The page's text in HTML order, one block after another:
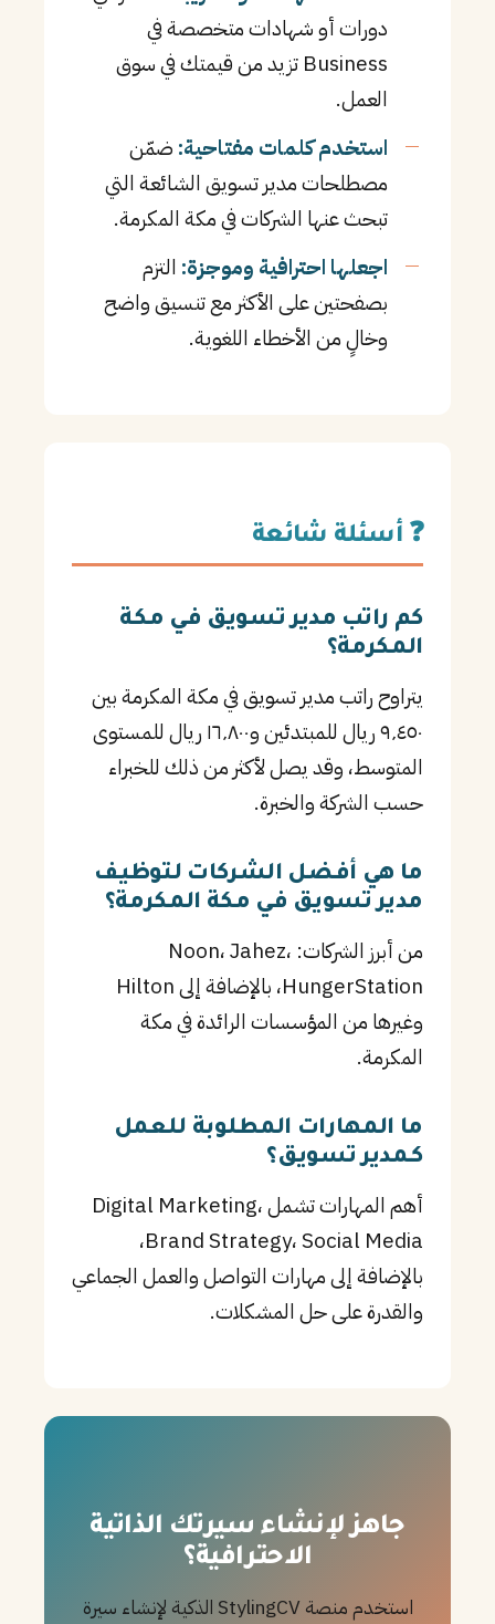
دورات أو شهادات متخصصة في
Business تزيد من قيمتك في سوق
العمل.
استخدم كلمات مفتاحية: ضمّن
مصطلحات مدير تسويق الشائعة التي
تبحث عنها الشركات في مكة المكرمة.
اجعلها احترافية وموجزة: التزم
بصفحتين على الأكثر مع تنسيق واضح
وخالٍ من الأخطاء اللغوية.
❓ أسئلة شائعة
كم راتب مدير تسويق في مكة
المكرمة؟
يتراوح راتب مدير تسويق في مكة المكرمة بين
٩٬٤٥٠ ريال للمبتدئين و١٦٬٨٠٠ ريال للمستوى
المتوسط، وقد يصل لأكثر من ذلك للخبراء
حسب الشركة والخبرة.
ما هي أفضل الشركات لتوظيف
مدير تسويق في مكة المكرمة؟
من أبرز الشركات: Noon، Jahez،
HungerStation، بالإضافة إلى Hilton
وغيرها من المؤسسات الرائدة في مكة
المكرمة.
ما المهارات المطلوبة للعمل
كـمدير تسويق؟
أهم المهارات تشمل Digital Marketing،
Brand Strategy، Social Media،
بالإضافة إلى مهارات التواصل والعمل الجماعي
والقدرة على حل المشكلات.
جاهز لإنشاء سيرتك الذاتية
الاحترافية؟
استخدم منصة StylingCV الذكية لإنشاء سيرة